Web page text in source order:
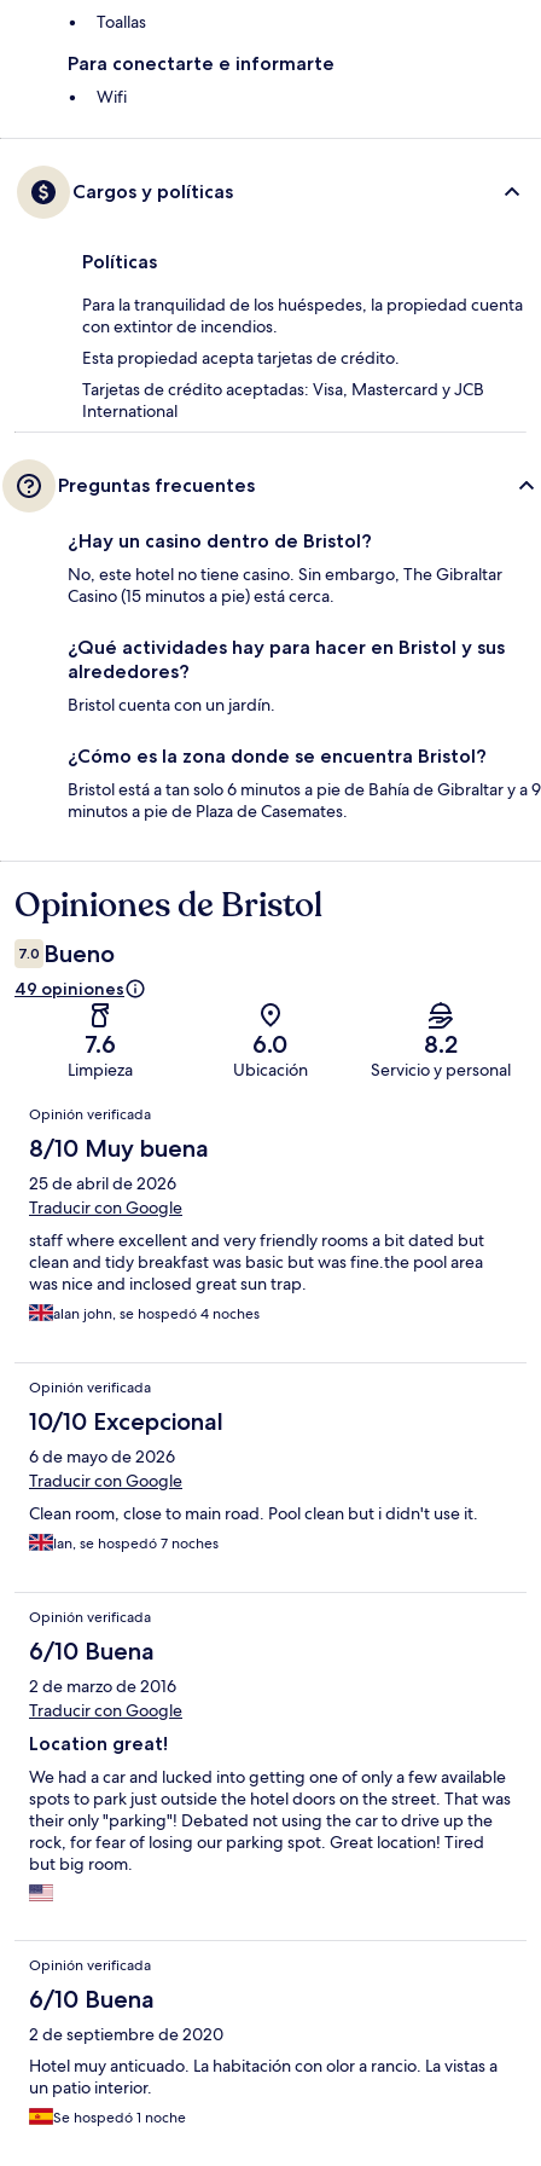
Toallas
Para conectarte e informarte
Wifi
Cargos y políticas
Políticas
Para la tranquilidad de los huéspedes, la propiedad cuenta
con extintor de incendios.
Esta propiedad acepta tarjetas de crédito.
Tarjetas de crédito aceptadas: Visa, Mastercard y JCB
International
Preguntas frecuentes
¿Hay un casino dentro de Bristol?
No, este hotel no tiene casino. Sin embargo, The Gibraltar
Casino (15 minutos a pie) está cerca.
¿Qué actividades hay para hacer en Bristol y sus
alrededores?
Bristol cuenta con un jardín.
¿Cómo es la zona donde se encuentra Bristol?
Bristol está a tan solo 6 minutos a pie de Bahía de Gibraltar y a 9
minutos a pie de Plaza de Casemates.
Opiniones
Opiniones de Bristol
7.0 Bueno
49 opiniones
7.6
Limpieza
6.0
Ubicación
8.2
Servicio y personal
Opiniones
Opinión verificada
8/10 Muy buena
25 de abril de 2026
Traducir con Google
staff where excellent and very friendly rooms a bit dated but
clean and tidy breakfast was basic but was fine.the pool area
was nice and inclosed great sun trap.
alan john, se hospedó 4 noches
Opinión verificada
10/10 Excepcional
6 de mayo de 2026
Traducir con Google
Clean room, close to main road. Pool clean but i didn't use it.
Ian, se hospedó 7 noches
Opinión verificada
6/10 Buena
2 de marzo de 2016
Traducir con Google
Location great!
We had a car and lucked into getting one of only a few available
spots to park just outside the hotel doors on the street. That was
their only "parking"! Debated not using the car to drive up the
rock, for fear of losing our parking spot. Great location! Tired
but big room.
Opinión verificada
6/10 Buena
2 de septiembre de 2020
Hotel muy anticuado. La habitación con olor a rancio. La vistas a
un patio interior.
Se hospedó 1 noche